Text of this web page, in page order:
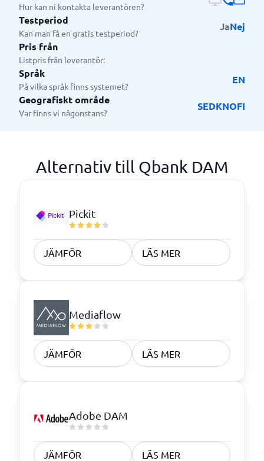
Hur kan ni kontakta leverantören?
Testperiod
Kan man få en gratis testperiod?
JaNej
Pris från
Listpris från leverantör:
Språk
På vilka språk finns systemet?
EN
Geografiskt område
Var finns vi någonstans?
SEDKNOFI
Alternativ till Qbank DAM
Pickit
JÄMFÖR LÄS MER
Mediaflow
JÄMFÖR LÄS MER
Adobe DAM
JÄMFÖR LÄS MER